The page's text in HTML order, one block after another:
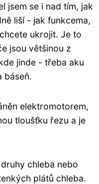
jsem se i nad tím, jak
liší - jak funkcema,
ukrojit. Je to
jsou většinou z
jinde - třeba aku
báseň.
elektromotorem,
tloušťku řezu a je
chleba nebo
plátů chleba.